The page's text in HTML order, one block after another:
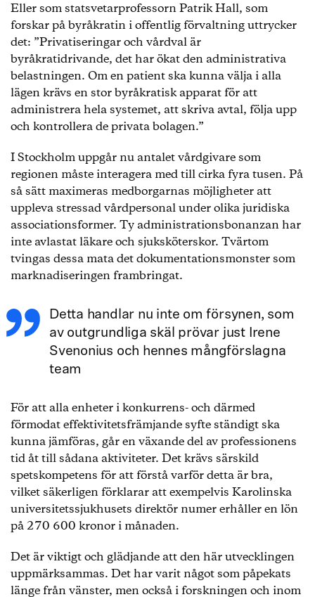
Eller som statsvetarprofessorn Patrik Hall, som
forskar på byråkratin i offentlig förvaltning uttrycker
det: ”Privatiseringar och vårdval är
byråkratidrivande, det har ökat den administrativa
belastningen. Om en patient ska kunna välja i alla
lägen krävs en stor byråkratisk apparat för att
administrera hela systemet, att skriva avtal, följa upp
och kontrollera de privata bolagen.”
I Stockholm uppgår nu antalet vårdgivare som
regionen måste interagera med till cirka fyra tusen. På
så sätt maximeras medborgarnas möjligheter att
uppleva stressad vårdpersonal under olika juridiska
associationsformer. Ty administrationsbonanzan har
inte avlastat läkare och sjuksköterskor. Tvärtom
tvingas dessa mata det dokumentationsmonster som
marknadiseringen frambringat.
Detta handlar nu inte om försynen, som
av outgrundliga skäl prövar just Irene
Svenonius och hennes mångförslagna
team
För att alla enheter i konkurrens- och därmed
förmodat effektivitetsfrämjande syfte ständigt ska
kunna jämföras, går en växande del av professionens
tid åt till sådana aktiviteter. Det krävs särskild
spetskompetens för att förstå varför detta är bra,
vilket säkerligen förklarar att exempelvis Karolinska
universitetssjukhusets direktör numer erhåller en lön
på 270 600 kronor i månaden.
Det är viktigt och glädjande att den här utvecklingen
uppmärksammas. Det har varit något som påpekats
länge från vänster, men också i forskningen och inom